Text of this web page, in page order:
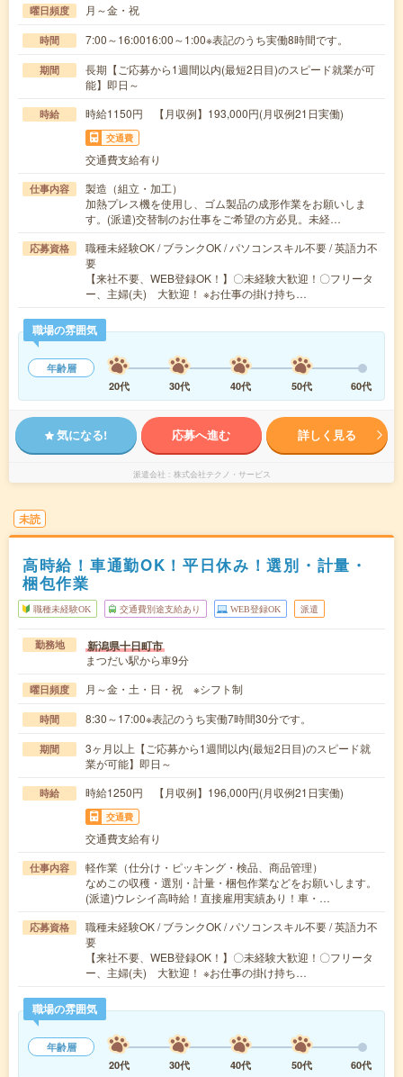
曜日頻度 月～金・祝
時間 7:00～16:0016:00～1:00※表記のうち実働8時間です。
期間
長期【ご応募から1週間以内(最短2日目)のスピード就業が可
能】即日～
時給 時給1150円 【月収例】193,000円(月収例21日実働)
交通費
交通費支給有り
仕事内容
製造（組立・加工）
加熱プレス機を使用し、ゴム製品の成形作業をお願いしま
す。(派遣)交替制のお仕事をご希望の方必見。未経…
応募資格
職種未経験OK / ブランクOK / パソコンスキル不要 / 英語力不
要
【来社不要、WEB登録OK！】〇未経験大歓迎！〇フリータ
ー、主婦(夫) 大歓迎！ ※お仕事の掛け持ち…
職場の雰囲気
年齢層
20代
30代 40代 50代 60代
気になる! 応募へ進む 詳しく見る
派遣会社 株式会社テクノ・サービス
未読
高時給！車通勤OK！平日休み！選別・計量・
梱包作業
職種未経験OK 交通費別途支給あり WEB登録OK 派遣
勤務地 新潟県十日町市
まつだい駅から車9分
曜日頻度 月～金・土・日・祝 ※シフト制
時間 8:30～17:00※表記のうち実働7時間30分です。
期間
3ヶ月以上【ご応募から1週間以内(最短2日目)のスピード就
業が可能】即日～
時給 時給1250円 【月収例】196,000円(月収例21日実働)
交通費
交通費支給有り
仕事内容
軽作業（仕分け・ピッキング・検品、商品管理）
なめこの収穫・選別・計量・梱包作業などをお願いします。
(派遣)ウレシイ高時給！直接雇用実績あり！車・…
応募資格
職種未経験OK / ブランクOK / パソコンスキル不要 / 英語力不
要
【来社不要、WEB登録OK！】〇未経験大歓迎！〇フリータ
ー、主婦(夫) 大歓迎！ ※お仕事の掛け持ち…
職場の雰囲気
年齢層
20代
30代 40代 50代 60代